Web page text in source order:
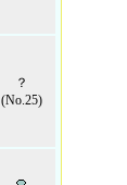
？
(No.25)